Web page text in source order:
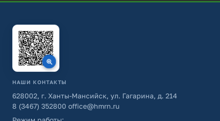
НАШИ КОНТАКТЫ
628002, г. Ханты-Мансийск, ул. Гагарина, д. 214
8 (3467) 352800 office@hmrn.ru